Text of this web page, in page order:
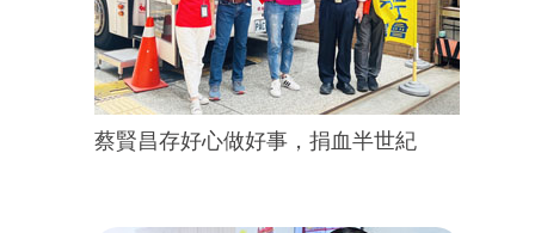
蔡賢昌存好心做好事，捐血半世紀